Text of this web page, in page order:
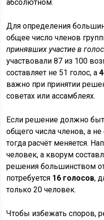
абсолютном.
Для определения
общее число членов
принявших участие в
участвовали 87 из 100
составляет не 51 голос, а
важно при принятии
советах или ассамблеях.
Если решение должно
общего числа членов, а
тогда расчёт меняется.
человек, а кворум
решения большинством
потребуется 16 голосов,
только 20 человек.
Чтобы избежать споров,